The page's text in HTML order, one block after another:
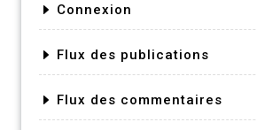
Connexion
Flux des publications
Flux des commentaires